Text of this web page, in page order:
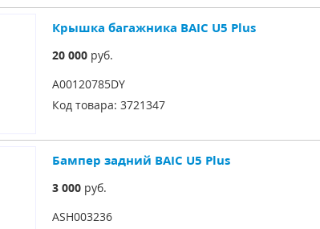
Крышка багажника BAIC U5 Plus
20 000руб.
A00120785DY
Код товара: 3721347
Бампер задний BAIC U5 Plus
3 000руб.
ASH003236